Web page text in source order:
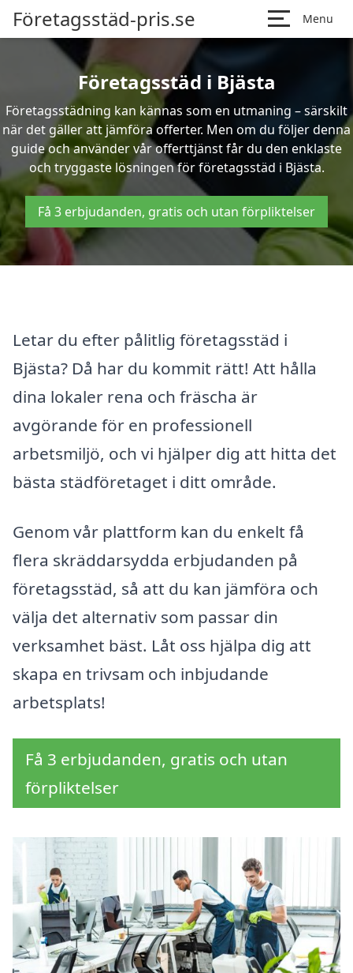
Företagsstäd-pris.se Menu
Företagsstäd i Bjästa
Företagsstädning kan kännas som en utmaning – särskilt
när det gäller att jämföra offerter. Men om du följer denna
guide och använder vår offerttjänst får du den enklaste
och tryggaste lösningen för företagsstäd i Bjästa.
Få 3 erbjudanden, gratis och utan förpliktelser
Letar du efter pålitlig företagsstäd i
Bjästa? Då har du kommit rätt! Att hålla
dina lokaler rena och fräscha är
avgörande för en professionell
arbetsmiljö, och vi hjälper dig att hitta det
bästa städföretaget i ditt område.
Genom vår plattform kan du enkelt få
flera skräddarsydda erbjudanden på
företagsstäd, så att du kan jämföra och
välja det alternativ som passar din
verksamhet bäst. Låt oss hjälpa dig att
skapa en trivsam och inbjudande
arbetsplats!
Få 3 erbjudanden, gratis och utan
förpliktelser